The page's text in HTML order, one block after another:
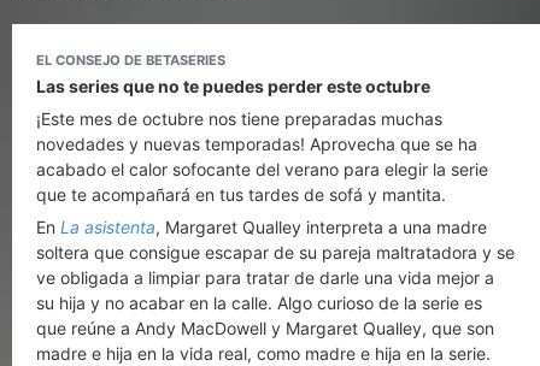
EL CONSEJO DE BETASERIES
Las series que no te puedes perder este octubre
¡Este mes de octubre nos tiene preparadas muchas
novedades y nuevas temporadas! Aprovecha que se ha
acabado el calor sofocante del verano para elegir la serie
que te acompañará en tus tardes de sofá y mantita.
En La asistenta, Margaret Qualley interpreta a una madre
soltera que consigue escapar de su pareja maltratadora y se
ve obligada a limpiar para tratar de darle una vida mejor a
su hija y no acabar en la calle. Algo curioso de la serie es
que reúne a Andy MacDowell y Margaret Qualley, que son
madre e hija en la vida real, como madre e hija en la serie.